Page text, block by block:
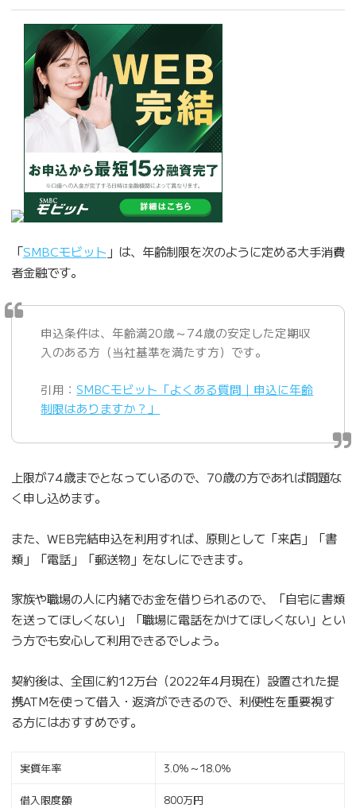
「SMBCモビット 」は、年齢制限を次のように定める大手消費
者金融です。
申込条件は、年齢満20歳～74歳の安定した定期収
入のある方（当社基準を満たす方）です。
引用： SMBCモビット「よくある質問｜申込に年齢
制限はありますか？」
上限が74歳までとなっているので、70歳の方であれば問題な
く申し込めます。
また、WEB完結申込を利用すれば、原則として「来店」「書
類」「電話」「郵送物」をなしにできます。
家族や職場の人に内緒でお金を借りられるので、「自宅に書類
を送ってほしくない」「職場に電話をかけてほしくない」とい
う方でも安心して利用できるでしょう。
契約後は、全国に約12万台（2022年4月現在）設置された提
携ATMを使って借入・返済ができるので、利便性を重要視す
る方にはおすすめです。
実質年率 3.0％～18.0％
借入限度額 800万円